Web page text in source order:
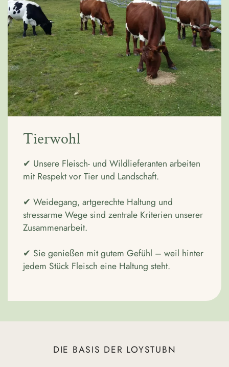
Tierwohl
✔ Unsere Fleisch- und Wildlieferanten arbeiten
mit Respekt vor Tier und Landschaft.
✔ Weidegang, artgerechte Haltung und
stressarme Wege sind zentrale Kriterien unserer
Zusammenarbeit.
✔ Sie genießen mit gutem Gefühl – weil hinter
jedem Stück Fleisch eine Haltung steht.
DIE BASIS DER LOYSTUBN